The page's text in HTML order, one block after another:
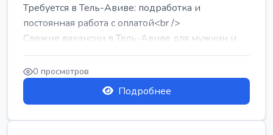
Требуется в Тель-Авиве: подработка и
постоянная работа с оплатой<br />
Свежие вакансии в Тель-Авиве для мужчин и
женщин от хозя...
0 просмотров
Подробнее